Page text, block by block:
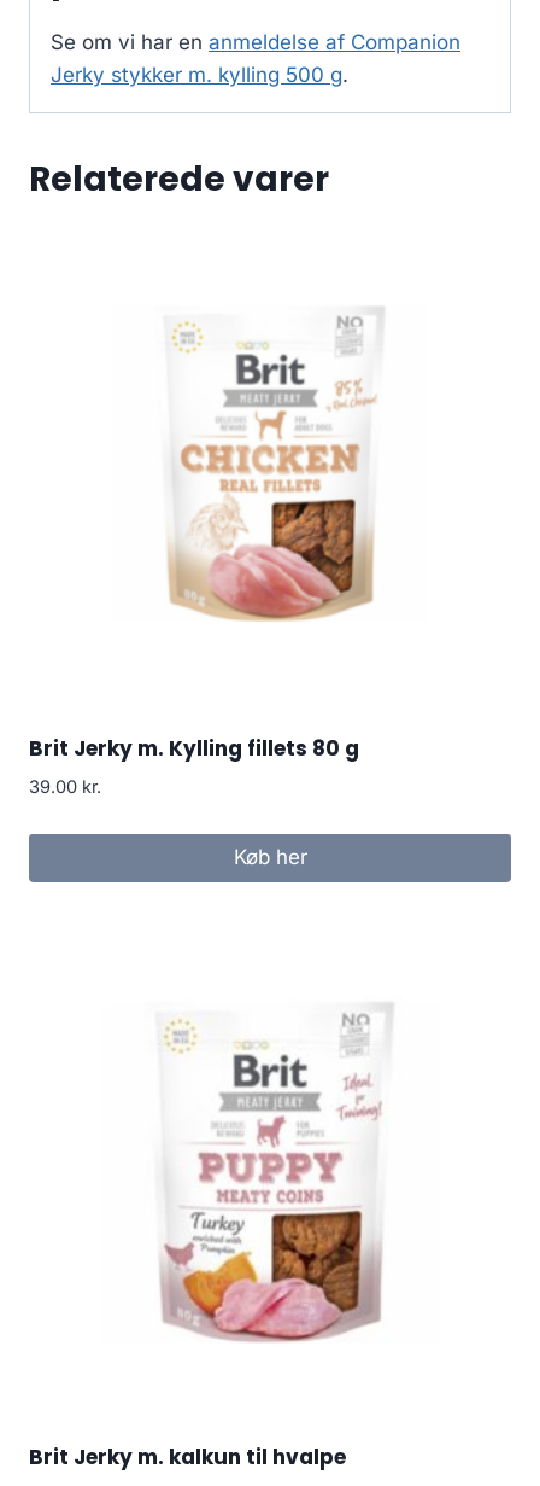
Se om vi har en anmeldelse af Companion
Jerky stykker m. kylling 500 g.
Relaterede varer
Brit Jerky m. Kylling fillets 80 g
39.00 kr.
Køb her
Brit Jerky m. kalkun til hvalpe